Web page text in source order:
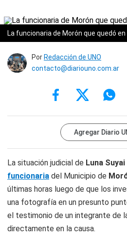
La funcionaria de Morón que quedó
Por Redacción de UNO
contacto@diariouno.com.ar
Agregar Diario
La situación judicial de Luna
funcionaria del Municipio de
últimas horas luego de que los
una fotografía en un presunto
el testimonio de un integrante de
directamente en la causa.